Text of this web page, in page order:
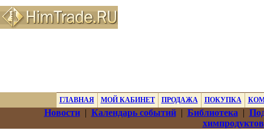
ГЛАВНАЯ МОЙ КАБИНЕТ ПРОДАЖА ПОКУПКА
Новости| Календарь событий| Библиотека |
химпродуктов